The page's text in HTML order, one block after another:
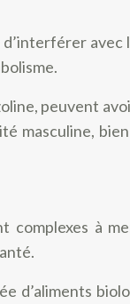
peuvent
masculine,
complexes à
d’aliments